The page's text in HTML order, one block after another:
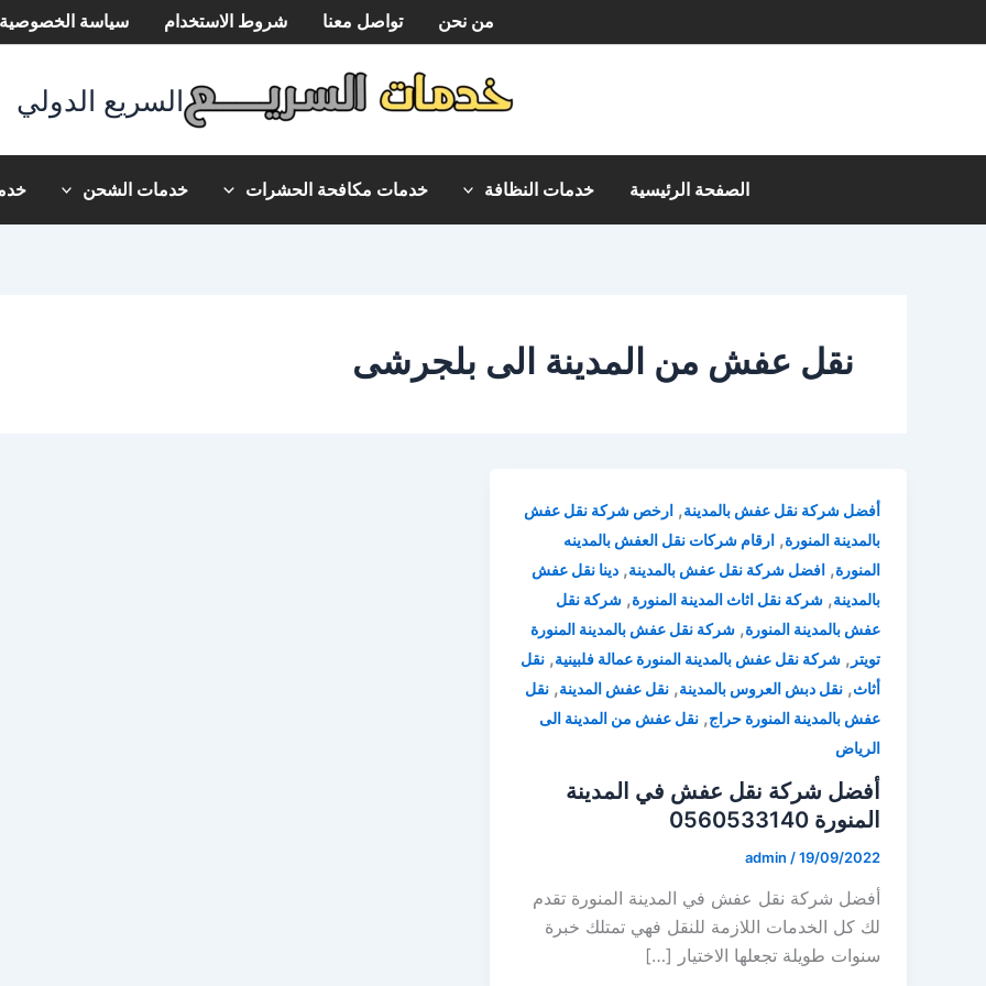
إلى
من نحن تواصل معنا شروط الاستخدام سياسة الخصوصية
السريع الدولي
الصفحة الرئيسية خدمات النظافة خدمات مكافحة الحشرات خدمات الشحن
نقل عفش من المدينة الى بلجرشى
أفضل شركة نقل عفش بالمدينة, ارخص شركة نقل عفش
بالمدينة المنورة, ارقام شركات نقل العفش بالمدينه
المنورة, افضل شركة نقل عفش بالمدينة, دينا نقل عفش
بالمدينة, شركة نقل اثاث المدينة المنورة, شركة نقل
عفش بالمدينة المنورة, شركة نقل عفش بالمدينة المنورة
تويتر , شركة نقل عفش بالمدينة المنورة عمالة فلبينية, نقل
أثاث, نقل دبش العروس بالمدينة, نقل عفش المدينة, نقل
عفش بالمدينة المنورة حراج, نقل عفش من المدينة الى
الرياض
أفضل شركة نقل عفش في المدينة
المنورة 0560533140
admin /19/09/2022
أفضل شركة نقل عفش في المدينة المنورة تقدم
لك كل الخدمات اللازمة للنقل فهي تمتلك خبرة
سنوات طويلة تجعلها الاختيار […]